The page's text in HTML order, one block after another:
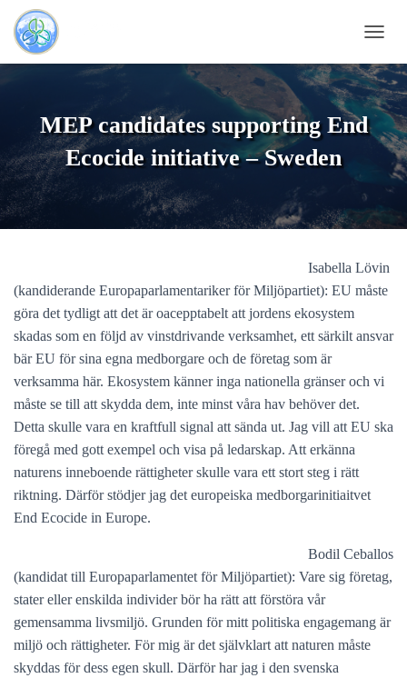
MEP candidates supporting End
Ecocide initiative – Sweden
Isabella Lövin
(kandiderande Europaparlamentariker för Miljöpartiet): EU måste
göra det tydligt att det är oacepptabelt att jordens ekosystem
skadas som en följd av vinstdrivande verksamhet, ett särkilt ansvar
bär EU för sina egna medborgare och de företag som är
verksamma här. Ekosystem känner inga nationella gränser och vi
måste se till att skydda dem, inte minst våra hav behöver det.
Detta skulle vara en kraftfull signal att sända ut. Jag vill att EU ska
föregå med gott exempel och visa på ledarskap. Att erkänna
naturens inneboende rättigheter skulle vara ett stort steg i rätt
riktning. Därför stödjer jag det europeiska medborgarinitiaitvet
End Ecocide in Europe.
Bodil Ceballos
(kandidat till Europaparlamentet för Miljöpartiet): Vare sig företag,
stater eller enskilda individer bör ha rätt att förstöra vår
gemensamma livsmiljö. Grunden för mitt politiska engagemang är
miljö och rättigheter. För mig är det självklart att naturen måste
skyddas för dess egen skull. Därför har jag i den svenska